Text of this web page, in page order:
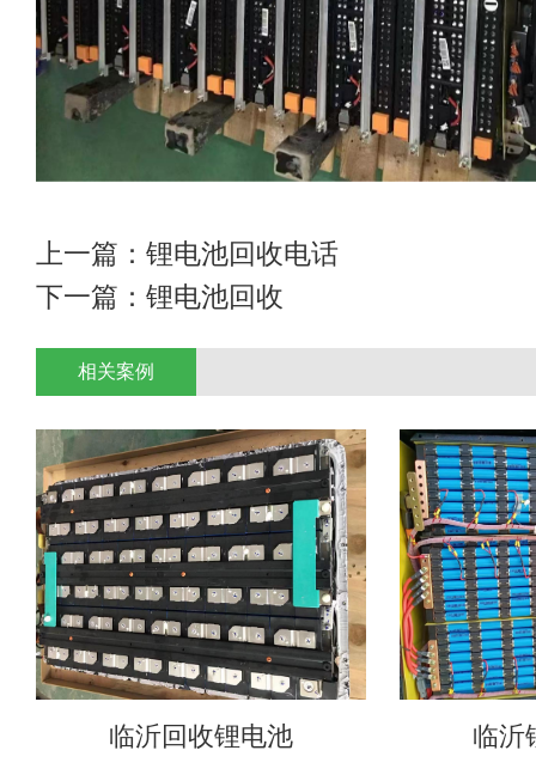
上一篇： 锂电池回收电话
下一篇： 锂电池回收
相关案例
临沂回收锂电池 临沂